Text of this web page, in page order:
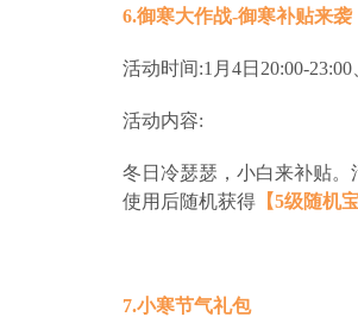
6.御寒大作战-御寒补贴来袭
活动时间:1月4日20:00-
活动内容:
冬日冷瑟瑟，小白来补贴。
使用后随机获得 【5级随机
7.小寒节气礼包